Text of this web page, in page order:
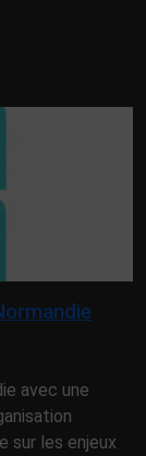
avec une
sur les enjeux